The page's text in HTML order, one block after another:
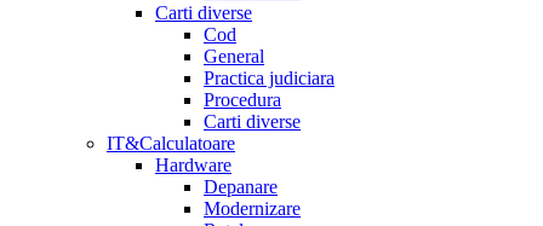
Carti diverse
Cod
General
Practica judiciara
Procedura
Carti diverse
IT&Calculatoare
Hardware
Depanare
Modernizare